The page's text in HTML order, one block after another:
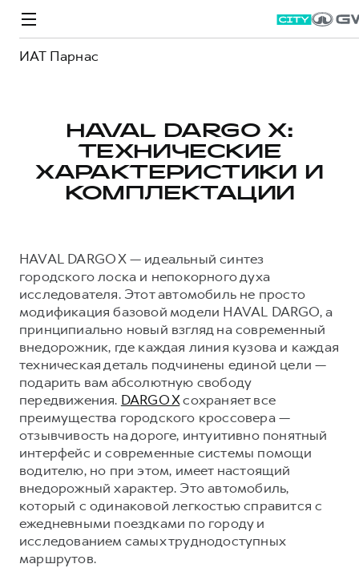
ИАТ Парнас
Модели
M6
от 2 049 000 ₽
JOLION
от 2 049 000 ₽
DARGO
от 3 199 000 ₽
DARGO X
от 3 499 000 ₽
Покупателям
Автомобили в наличии
Конфигуратор HAVAL
Аксессуары HAVAL
Каталоги и прайс-листы
Программа «HAVAL Защита+»
Тест-драйв
Трейд-ин
КРЕДИТ И СТРАХОВАНИЕ
Кредитный калькулятор
Страхование
Кредит
Владельцам
Все о сервисе
Запись на сервис
Моторное масло
Стоимость ТО
СЕРВИСНОЕ ОБСЛУЖИВАНИЕ
Нулевое ТО
Программа «Помощь на дороге»
Регламенты технического обслуживания
Электронный ПТС
GWM Безопасность
Спецпредложения
Покупателям
Владельцам
О дилере
О бренде
Новости
О GWM
ИНФОРМАЦИЯ О ДИЛЕРЕ
О дилере
Наша команда
Контакты
HAVAL DARGO X:
ТЕХНИЧЕСКИЕ
ХАРАКТЕРИСТИКИ И
КОМПЛЕКТАЦИИ
HAVAL DARGO X — идеальный синтез
городского лоска и непокорного духа
исследователя. Этот автомобиль не просто
модификация базовой модели HAVAL DARGO, а
принципиально новый взгляд на современный
внедорожник, где каждая линия кузова и каждая
техническая деталь подчинены единой цели —
подарить вам абсолютную свободу
передвижения. DARGO Xсохраняет все
преимущества городского кроссовера —
отзывчивость на дороге, интуитивно понятный
интерфейс и современные системы помощи
водителю, но при этом, имеет настоящий
внедорожный характер. Это автомобиль,
который с одинаковой легкостью справится с
ежедневными поездками по городу и
исследованием самых труднодоступных
маршрутов.